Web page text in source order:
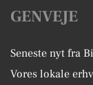
GENVEJE
Seneste nyt fra
Vores lokale